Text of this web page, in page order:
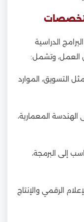
الدراسية
العمل، وتشمل:
التسويق، الموارد
المعمارية،
إلى البرمجة،
الرقمي والإنتاج